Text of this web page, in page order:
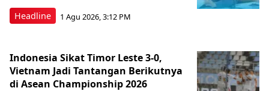
Headline 1 Agu 2026, 3:12 PM
Indonesia Sikat Timor Leste 3-0,
Vietnam Jadi Tantangan Berikutnya
di Asean Championship 2026